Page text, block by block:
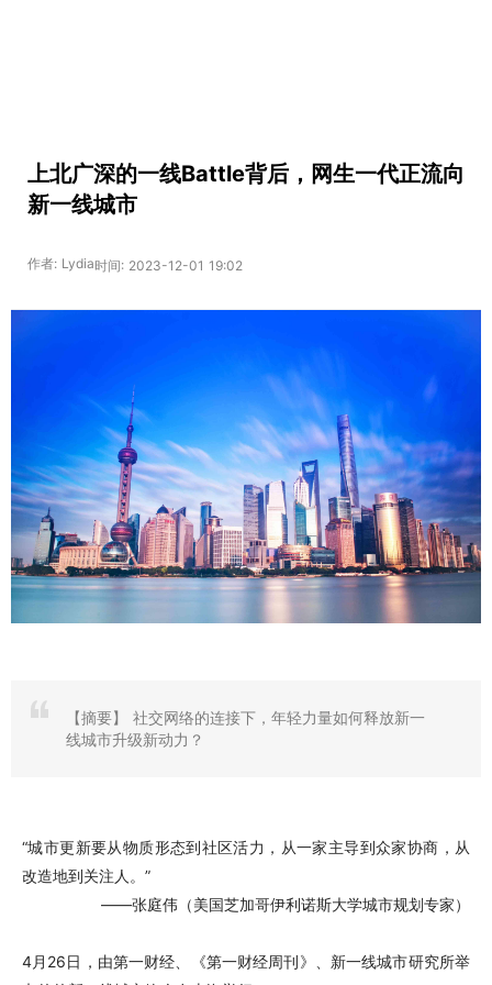
上北广深的一线Battle背后，网生一代正流向
新一线城市
作者: Lydia时间: 2023-12-01 19:02
【摘要】
社交网络的连接下，年轻力量如何释放新一
线城市升级新动力？
“城市更新要从物质形态到社区活力，从一家主导到众家协商，从
改造地到关注人。”
——张庭伟（美国芝加哥伊利诺斯大学城市规划专家）
4月26日，由第一财经、《第一财经周刊》、新一线城市研究所举